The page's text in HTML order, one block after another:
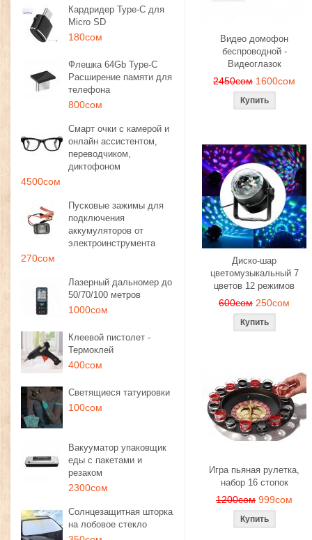
Кардридер Type-C для
Micro SD
180сом
Флешка 64Gb Type-C
Расширение памяти для
телефона
800сом
Смарт очки с камерой и
онлайн ассистентом,
переводчиком,
диктофоном
4500сом
Пусковые зажимы для
подключения
аккумуляторов от
электроинструмента
270сом
Лазерный дальномер до
50/70/100 метров
1000сом
Клеевой пистолет -
Термоклей
400сом
Светящиеся татуировки
100сом
Вакууматор упаковщик
еды с пакетами и
резаком
2300сом
Солнцезащитная шторка
на лобовое стекло
Видео домофон
беспроводной -
Видеоглазок
2450сом 1600сом
Диско-шар
цветомузыкальный 7
цветов 12 режимов
600сом 250сом
Игра пьяная рулетка,
набор 16 стопок
1200сом 999сом